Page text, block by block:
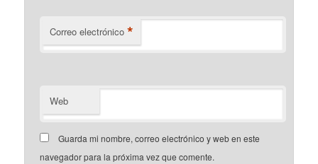
Correo electrónico *
Web
Guarda mi nombre, correo electrónico y web en este
navegador para la próxima vez que comente.